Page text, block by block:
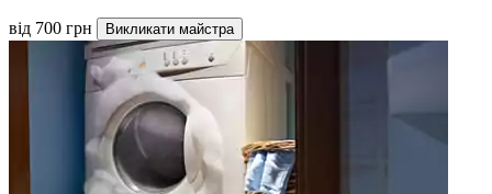
від 700 грн Викликати майстра